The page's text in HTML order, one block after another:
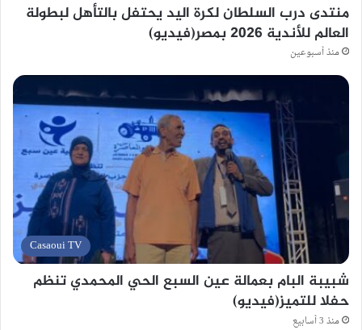
منتدى درب السلطان لكرة اليد يحتفل بالتأهل لبطولة
العالم للأندية 2026 بمصر(فيديو)
منذ أسبوعين
Casaoui TV
شبيبة البام بعمالة عين السبع الحي المحمدي تنظم
حفلا للتميز(فيديو)
منذ 3 أسابيع